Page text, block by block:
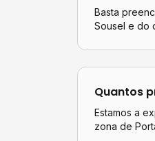
Basta
Sousel e do
Quantos
Estamos a
zona de